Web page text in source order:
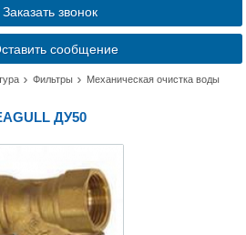
Заказать звонок
сообщение
Фильтры
Механическая очистка воды
ДУ50